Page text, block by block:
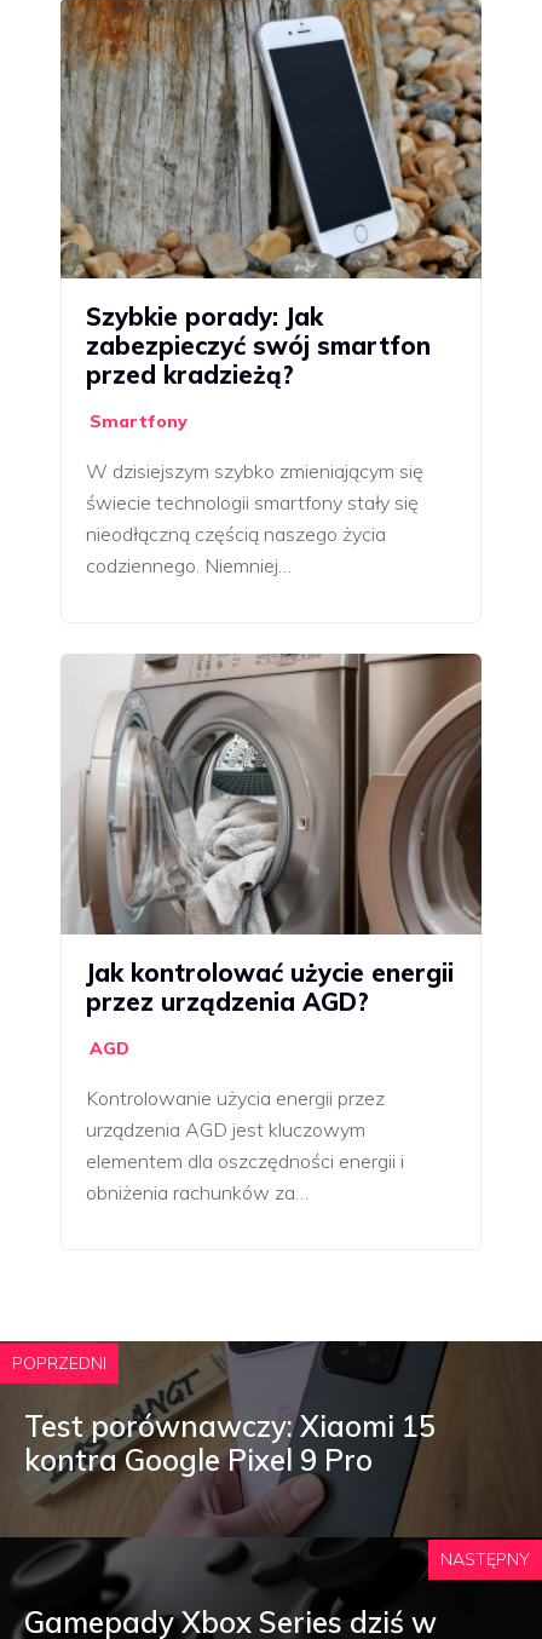
Szybkie porady: Jak
zabezpieczyć swój smartfon
przed kradzieżą?
Smartfony
W dzisiejszym szybko zmieniającym się
świecie technologii smartfony stały się
nieodłączną częścią naszego życia
codziennego. Niemniej…
Jak kontrolować użycie energii
przez urządzenia AGD?
AGD
Kontrolowanie użycia energii przez
urządzenia AGD jest kluczowym
elementem dla oszczędności energii i
obniżenia rachunków za…
POPRZEDNI
Test porównawczy: Xiaomi 15
kontra Google Pixel 9 Pro
NASTĘPNY
Gamepady Xbox Series dziś w